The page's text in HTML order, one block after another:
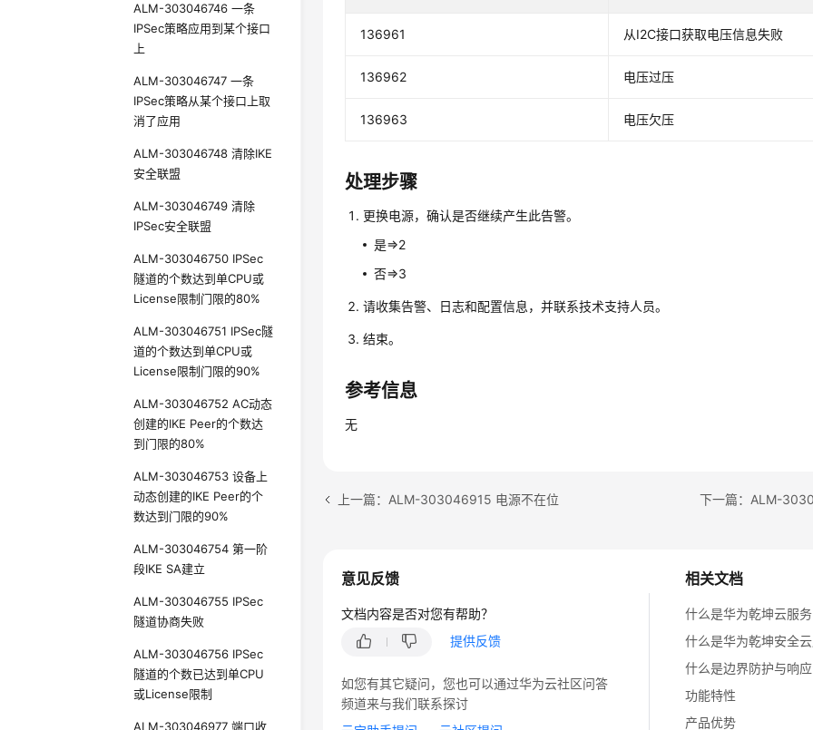
ALM-303046746 一条
IPSec策略应用到某个接口
上
ALM-303046747 一条
IPSec策略从某个接口上取
消了应用
ALM-303046748 清除IKE
安全联盟
ALM-303046749 清除
IPSec安全联盟
ALM-303046750 IPSec
隧道的个数达到单CPU或
License限制门限的80%
ALM-303046751 IPSec隧
道的个数达到单CPU或
License限制门限的90%
ALM-303046752 AC动态
创建的IKE Peer的个数达
到门限的80%
ALM-303046753 设备上
动态创建的IKE Peer的个
数达到门限的90%
ALM-303046754 第一阶
段IKE SA建立
ALM-303046755 IPSec
隧道协商失败
ALM-303046756 IPSec
隧道的个数已达到单CPU
或License限制
ALM-303046977 端口收
136961 从I2C接口获取电压信息失败
136962 电压过压
136963 电压欠压
处理步骤
更换电源，确认是否继续产生此告警。
是=>2
否=>3
请收集告警、日志和配置信息，并联系技术支持人员。
结束。
参考信息
无
上一篇：ALM-303046915 电源不在位 下一篇：ALM-
相关文档
什么是华为乾坤云服务
什么是华为乾坤安全
什么是边界防护与响应
功能特性
产品优势
意见反馈
文档内容是否对您有帮助？
提供反馈
如您有其它疑问，您也可以通过华为云社区问答
频道来与我们联系探讨